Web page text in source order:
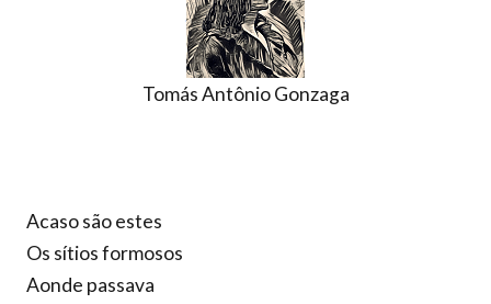
Tomás Antônio Gonzaga
Acaso são estes
Os sítios formosos
Aonde passava